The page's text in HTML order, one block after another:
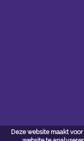
Deze website maakt
Privacy